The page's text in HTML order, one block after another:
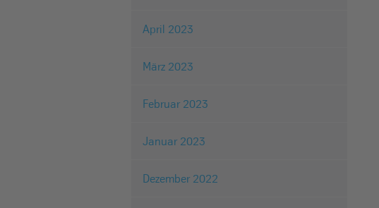
April 2023
März 2023
Februar 2023
Januar 2023
Dezember 2022